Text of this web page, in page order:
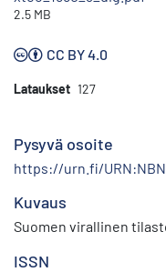
2.5 MB
CC BY 4.0
Lataukset 127
Pysyvä osoite
https://urn.fi/
Kuvaus
Suomen virallinen
ISSN